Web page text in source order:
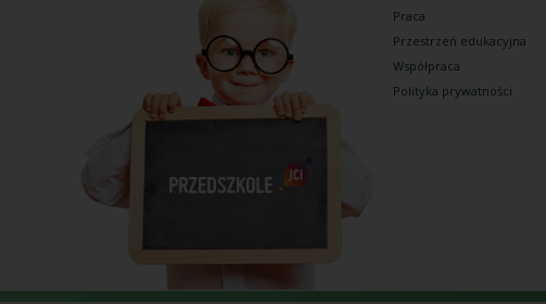
Praca
Przestrzeń edukacyjna
Współpraca
Polityka prywatności